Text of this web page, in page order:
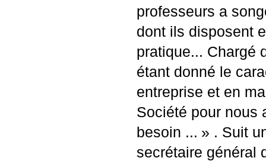
professeurs a
dont ils disposent
pratique... Chargé
étant donné le
entreprise et en
Société pour nous
besoin ... » . Suit
secrétaire général